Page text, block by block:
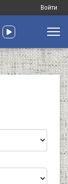
Меню
запису
Войти